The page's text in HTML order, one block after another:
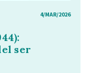
4/MAR/2026
ser